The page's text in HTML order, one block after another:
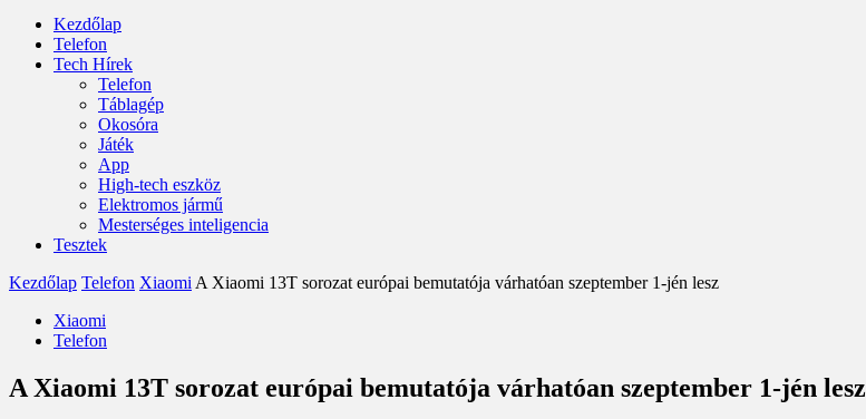
Kezdőlap
Telefon
Tech Hírek
Telefon
Táblagép
Okosóra
Játék
App
High-tech eszköz
Elektromos jármű
Mesterséges inteligencia
Tesztek
Kezdőlap Telefon Xiaomi A Xiaomi 13T sorozat európai bemutatója várhatóan szeptember 1-jén lesz
Xiaomi
Telefon
A Xiaomi 13T sorozat európai bemutatója várhatóan szeptember 1-jén lesz